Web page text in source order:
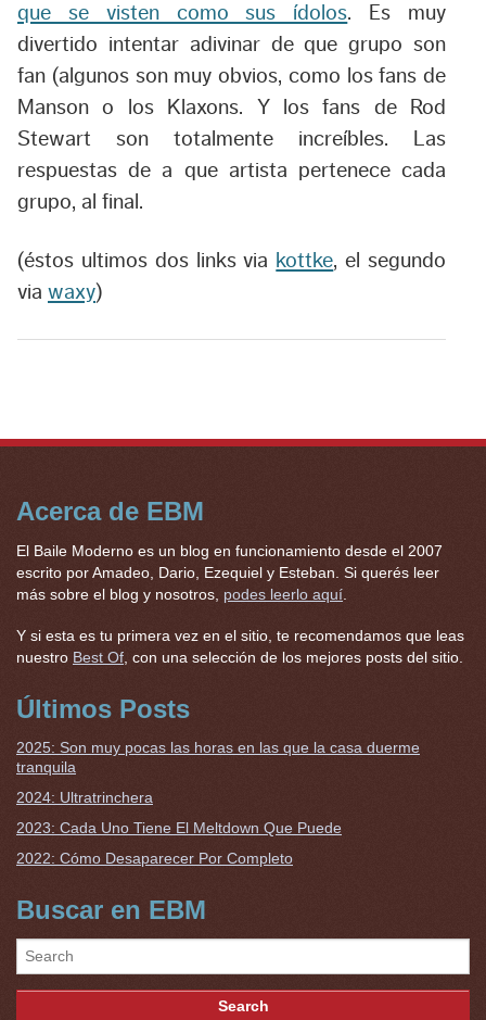
que se visten como sus ídolos. Es muy
divertido intentar adivinar de que grupo son
fan (algunos son muy obvios, como los fans de
Manson o los Klaxons. Y los fans de Rod
Stewart son totalmente increíbles. Las
respuestas de a que artista pertenece cada
grupo, al final.
(éstos ultimos dos links via kottke, el segundo
via waxy)
Acerca de EBM
El Baile Moderno es un blog en funcionamiento desde el 2007
escrito por Amadeo, Dario, Ezequiel y Esteban. Si querés leer
más sobre el blog y nosotros, podes leerlo aquí
Y si esta es tu primera vez en el sitio, te recomendamos que leas
nuestro Best Of , con una selección de los mejores posts del sitio.
Últimos Posts
2025: Son muy pocas las horas en las que la casa duerme
tranquila
2024: Ultratrinchera
2023: Cada Uno Tiene El Meltdown Que Puede
2022: Cómo Desaparecer Por Completo
Buscar en EBM